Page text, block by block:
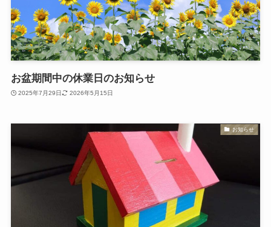
お盆期間中の休業日のお知らせ
2025年7月29日 2026年5月15日
お知らせ